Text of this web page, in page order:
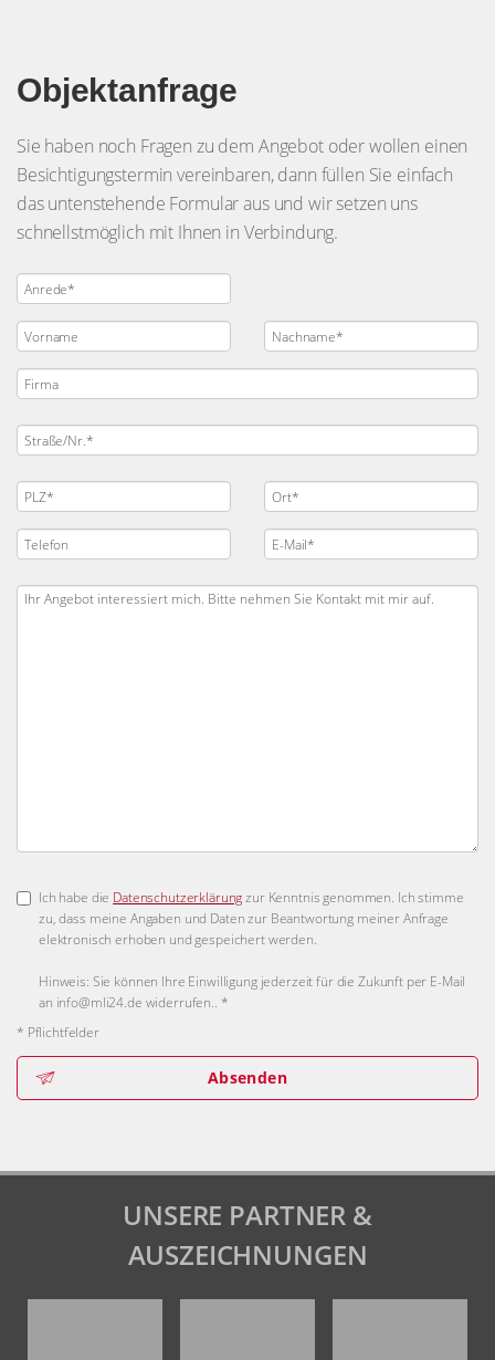
Objektanfrage
Sie haben noch Fragen zu dem Angebot oder wollen einen
Besichtigungstermin vereinbaren, dann füllen Sie einfach
das untenstehende Formular aus und wir setzen uns
schnellstmöglich mit Ihnen in Verbindung.
Ich habe die Datenschutzerklärungzur Kenntnis genommen. Ich stimme
zu, dass meine Angaben und Daten zur Beantwortung meiner Anfrage
elektronisch erhoben und gespeichert werden.
Hinweis: Sie können Ihre Einwilligung jederzeit für die Zukunft per E-Mail
an info@mli24.de widerrufen.. *
* Pflichtfelder
Absenden
UNSERE PARTNER &
AUSZEICHNUNGEN